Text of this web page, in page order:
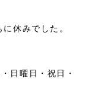
た。
日曜日・祝日・